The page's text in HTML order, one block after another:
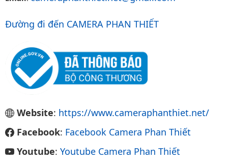
Đường đi đến CAMERA PHAN THIẾT
Website: https://www.cameraphanthiet.net/
Facebook: Facebook Camera Phan Thiết
Youtube: Youtube Camera Phan Thiết